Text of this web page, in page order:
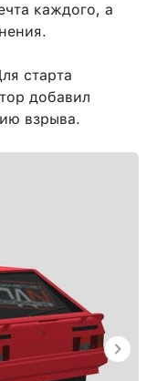
каждого, а
старта
добавил
взрыва.